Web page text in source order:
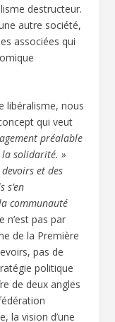
destructeur.
autre société,
associées qui
libéralisme, nous
qui veut
préalable
la solidarité. »
et des
s’en
communauté
n’est pas par
de la Première
pas de
politique
de deux angles
la vision d’une